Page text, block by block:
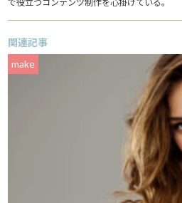
で役立つコンテンツ制作を心掛けている。
関連記事
make